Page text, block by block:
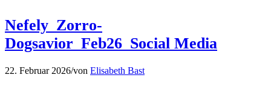
Nefely_Zorro-
Dogsavior_Feb26_Social Media
22. Februar 2026/von Elisabeth Bast